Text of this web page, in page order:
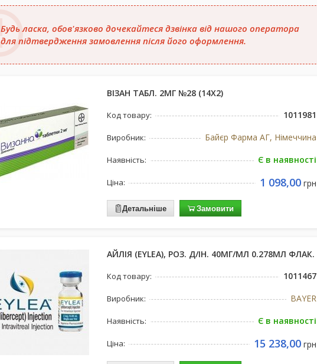
Будь ласка, обов'язково дочекайтеся дзвінка від нашого оператора
для підтвердження замовлення після його оформлення.
ВІЗАН ТАБЛ. 2МГ №28 (14Х2)
Код товару: 1011981
Виробник: Байєр Фарма АГ, Німеччина
Наявність: Є в наявності
Ціна: 1 098,00грн
Детальніше Замовити
АЙЛІЯ (EYLEA), РОЗ. Д/ІН. 40МГ/МЛ 0.278МЛ ФЛАК.
Код товару: 1011467
Виробник: BAYER
Наявність: Є в наявності
Ціна: 15 238,00грн